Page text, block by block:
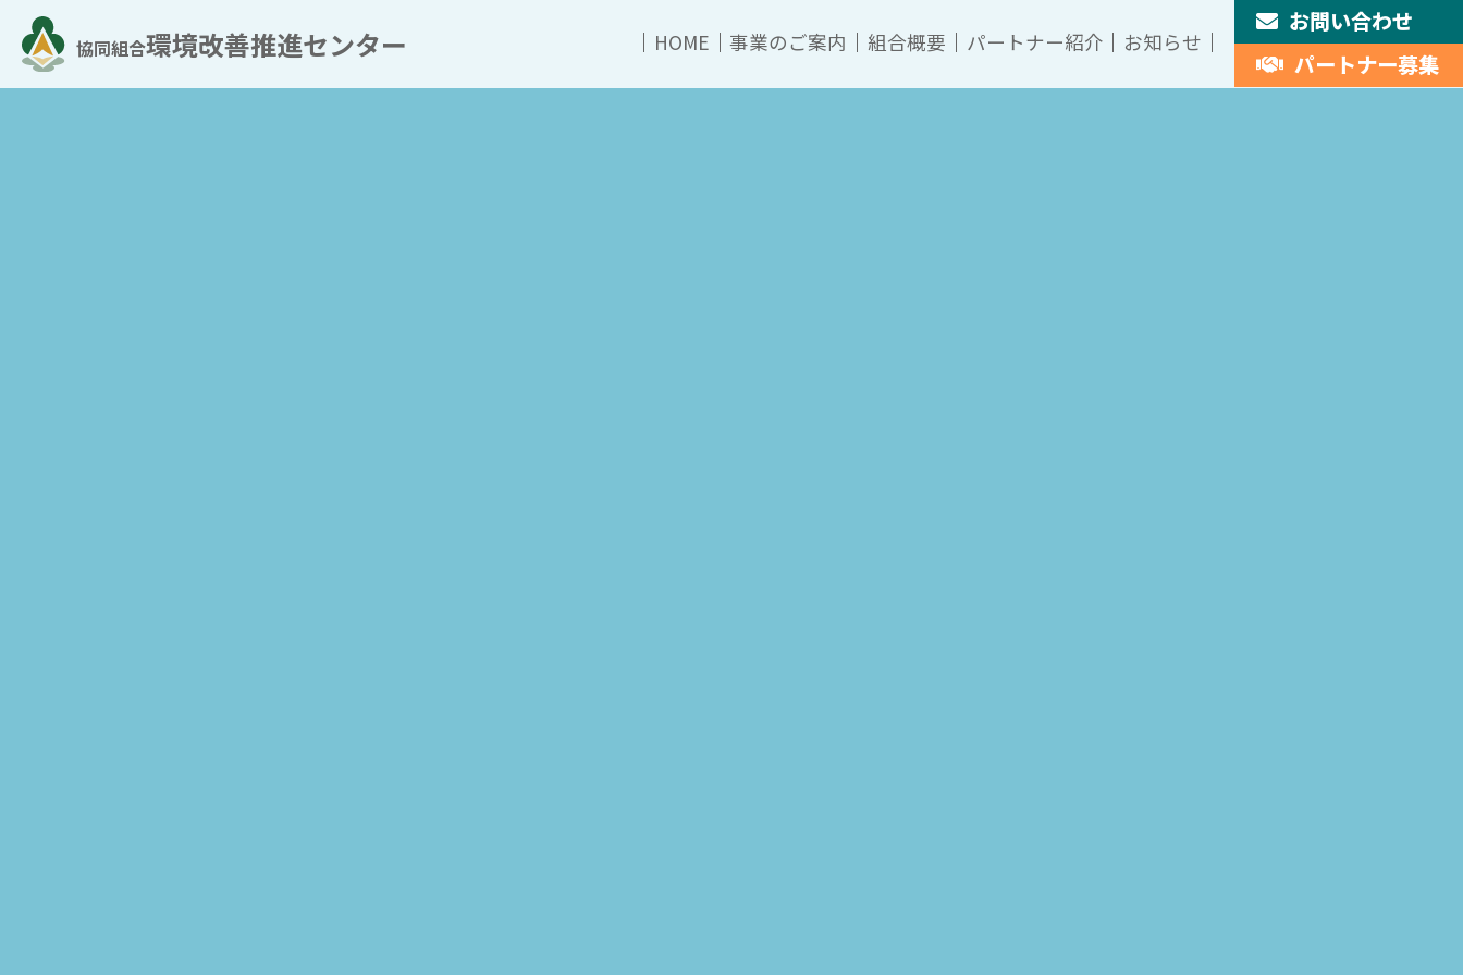
協同組合環境改善推進センター HOME 事業のご案内 組合概要 パートナー紹介 お知らせ
お問い合わせ
パートナー募集